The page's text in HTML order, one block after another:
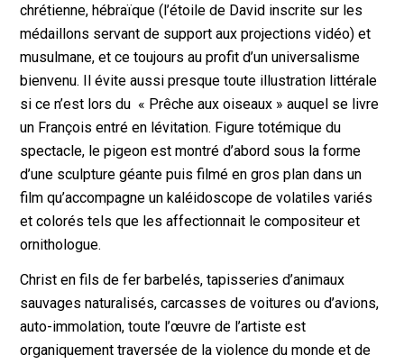
chrétienne, hébraïque (l’étoile de David inscrite sur les
médaillons servant de support aux projections vidéo) et
musulmane, et ce toujours au profit d’un universalisme
bienvenu. Il évite aussi presque toute illustration littérale
si ce n’est lors du « Prêche aux oiseaux » auquel se livre
un François entré en lévitation. Figure totémique du
spectacle, le pigeon est montré d’abord sous la forme
d’une sculpture géante puis filmé en gros plan dans un
film qu’accompagne un kaléidoscope de volatiles variés
et colorés tels que les affectionnait le compositeur et
ornithologue.
Christ en fils de fer barbelés, tapisseries d’animaux
sauvages naturalisés, carcasses de voitures ou d’avions,
auto-immolation, toute l’œuvre de l’artiste est
organiquement traversée de la violence du monde et de